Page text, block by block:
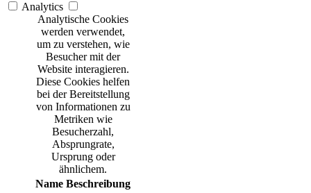
Analytics
Analytische Cookies
werden verwendet,
um zu verstehen, wie
Besucher mit der
Website interagieren.
Diese Cookies helfen
bei der Bereitstellung
von Informationen zu
Metriken wie
Besucherzahl,
Absprungrate,
Ursprung oder
ähnlichem.
Name Beschreibung